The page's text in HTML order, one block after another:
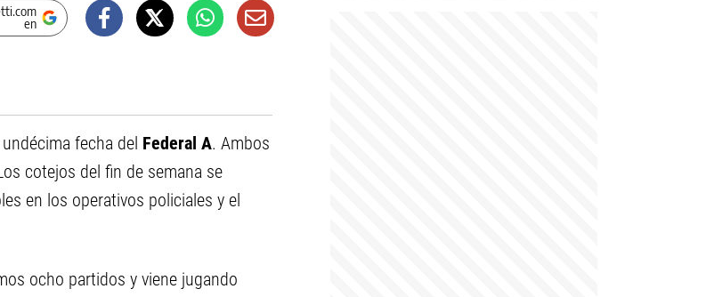
en
fecha del Federal A. Ambos
cotejos del fin de semana se
en los operativos policiales y el
ocho partidos y viene jugando